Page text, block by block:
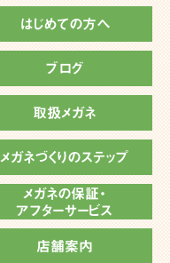
はじめての方へ
ブログ
取扱メガネ
メガネづくりのステップ
メガネの保証・
アフターサービス
店舗案内